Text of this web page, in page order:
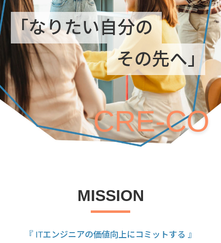
「なりたい自分の
その先へ」
CRE-CO
MISSION
『 ITエンジニアの価値向上にコミットする 』